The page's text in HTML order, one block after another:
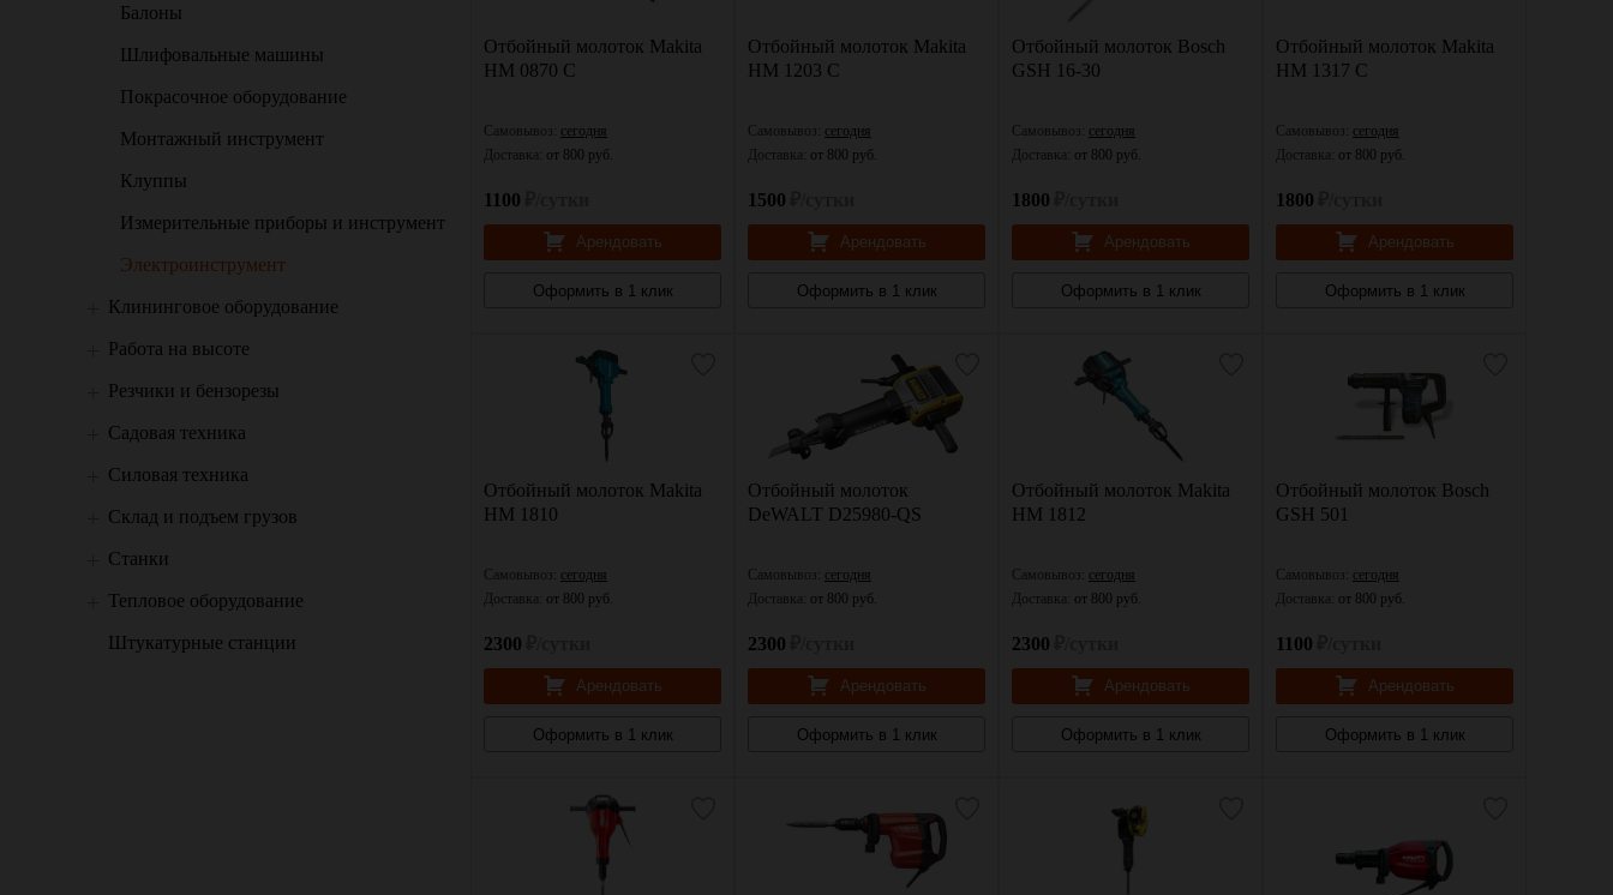
Балоны
Шлифовальные машины
Покрасочное оборудование
Монтажный инструмент
Клуппы
Измерительные приборы и инструмент
Электроинструмент
Клининговое оборудование
Работа на высоте
Резчики и бензорезы
Садовая техника
Силовая техника
Склад и подъем грузов
Станки
Тепловое оборудование
Штукатурные станции
Отбойный молоток Makita
HM 0870 C
Самовывоз: сегодня
Доставка: от 800 руб.
1100
Арендовать
Оформить в 1 клик
Отбойный молоток Makita
HM 1203 C
Самовывоз: сегодня
Доставка: от 800 руб.
1500
Арендовать
Оформить в 1 клик
Отбойный молоток Bosch
GSH 16-30
Самовывоз: сегодня
Доставка: от 800 руб.
1800
Арендовать
Оформить в 1 клик
Отбойный молоток Makita
HM 1317 C
Самовывоз: сегодня
Доставка: от 800 руб.
1800
Арендовать
Оформить в 1 клик
Отбойный молоток Makita
HM 1810
Самовывоз: сегодня
Доставка: от 800 руб.
2300
Арендовать
Оформить в 1 клик
Отбойный молоток
DeWALT D25980-QS
Самовывоз: сегодня
Доставка: от 800 руб.
2300
Арендовать
Оформить в 1 клик
Отбойный молоток Makita
HM 1812
Самовывоз: сегодня
Доставка: от 800 руб.
2300
Арендовать
Оформить в 1 клик
Отбойный молоток Bosch
GSH 501
Самовывоз: сегодня
Доставка: от 800 руб.
1100
Арендовать
Оформить в 1 клик